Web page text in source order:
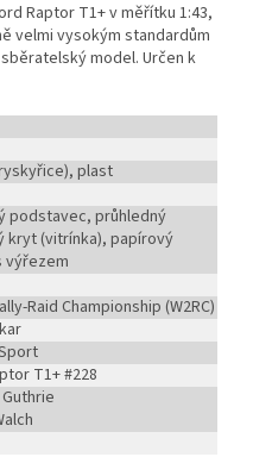
Raptor T1+ v měřítku 1:43,
velmi vysokým standardům
model. Určen k
plast
podstavec, průhledný
kryt (vitrínka), papírový
výřezem
Raid Championship (W2RC)
T1+ #228